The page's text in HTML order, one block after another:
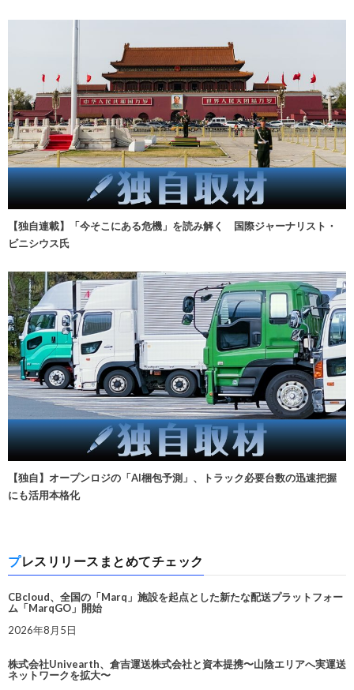
【独自連載】「今そこにある危機」を読み解く 国際ジャーナリスト・
ビニシウス氏
【独自】オープンロジの「AI梱包予測」、トラック必要台数の迅速把握
にも活用本格化
プレスリリースまとめてチェック
CBcloud、全国の「Marq」施設を起点とした新たな配送プラットフォー
ム「MarqGO」開始
2026年8月5日
株式会社Univearth、倉吉運送株式会社と資本提携〜山陰エリアへ実運送
ネットワークを拡大〜